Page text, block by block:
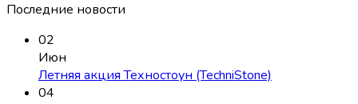
Последние новости
02
Июн
Летняя акция Техностоун (TechniStone)
04